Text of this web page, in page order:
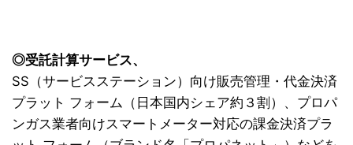
◎受託計算サービス、
SS（サービスステーション）向け販売管理・代金決済
プラット フォーム（日本国内シェア約３割）、プロパ
ンガス業者向けスマートメーター対応の課金決済プラ